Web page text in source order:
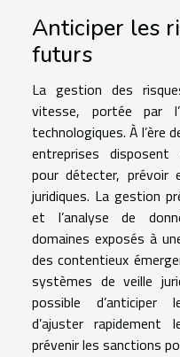
Anticiper les
futurs
La gestion des
vitesse, portée par
technologiques. À l’ère
entreprises disposent
pour détecter, prévoir
juridiques. La gestion
et l’analyse de
domaines exposés à
des contentieux
systèmes de veille
possible d’anticiper
d’ajuster
prévenir les sanctions